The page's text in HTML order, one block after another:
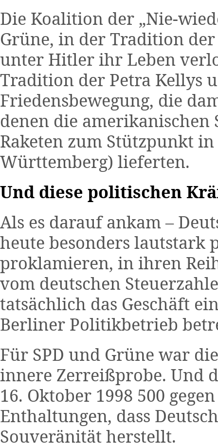
Die Koalition der „Nie-
Grüne, in der Tradition
unter Hitler ihr Leben
Tradition der Petra Kellys
Friedensbewegung, die
denen die
Raketen zum Stützpunkt
Württemberg) lieferten.
Und diese politischen
Als es darauf ankam –
heute besonders lautstark
proklamieren, in ihren
vom deutschen
tatsächlich das Geschäft
Berliner Politikbetrieb
Für SPD und Grüne war
innere Zerreißprobe. Und
16. Oktober 1998 500
Enthaltungen, dass
Souveränität herstellt.